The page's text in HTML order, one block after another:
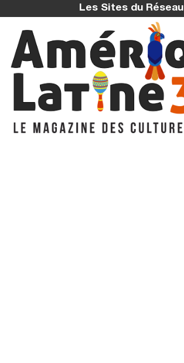
Les Sites du Réseau